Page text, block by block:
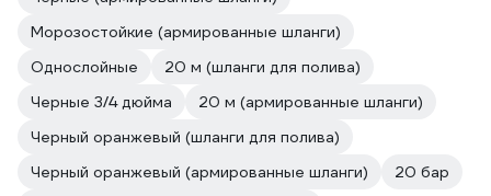
Морозостойкие (армированные шланги)
Однослойные
20 м (шланги для полива)
Черные 3/4 дюйма
20 м (армированные шланги)
Черный оранжевый (шланги для полива)
Черный оранжевый (армированные шланги)
20 бар